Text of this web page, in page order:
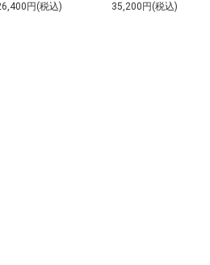
円(税込) 35,200円(税込)